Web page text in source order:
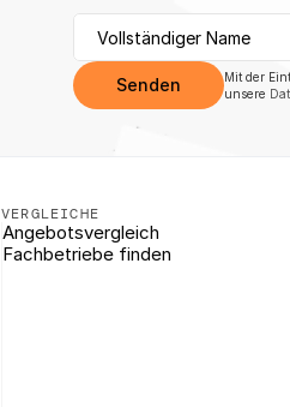
Senden
Mit der
unsere
VERGLEICHE
Angebotsvergleich
Fachbetriebe finden